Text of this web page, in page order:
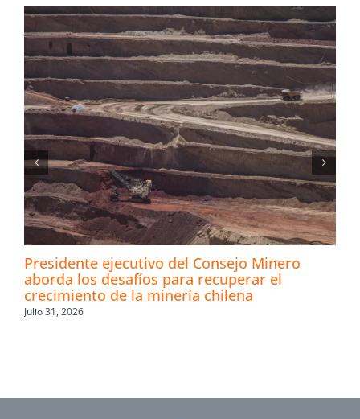
Presidente ejecutivo del Consejo Minero
aborda los desafíos para recuperar el
crecimiento de la minería chilena
Julio 31, 2026